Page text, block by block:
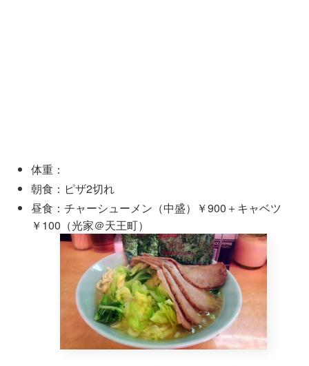
体重：
朝食：ピザ2切れ
昼食：チャーシューメン（中盛）￥900＋キャベツ
￥100（光家＠天王町）